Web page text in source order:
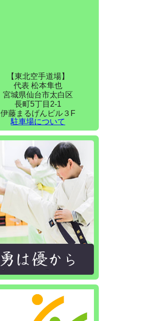
【東北空手道場】
代表 松本隼也
宮城県仙台市太白区
長町5丁目2-1
伊藤まるげんビル３F
駐車場について